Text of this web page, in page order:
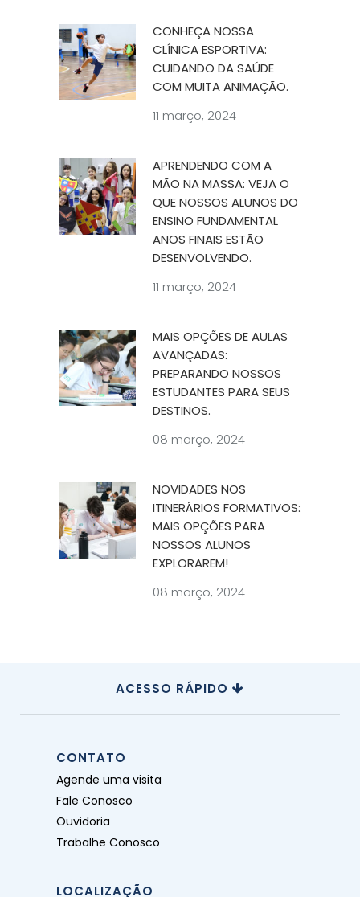
CONHEÇA NOSSA
CLÍNICA ESPORTIVA:
CUIDANDO DA SAÚDE
COM MUITA ANIMAÇÃO.
11 março, 2024
APRENDENDO COM A
MÃO NA MASSA: VEJA O
QUE NOSSOS ALUNOS DO
ENSINO FUNDAMENTAL
ANOS FINAIS ESTÃO
DESENVOLVENDO.
11 março, 2024
MAIS OPÇÕES DE AULAS
AVANÇADAS:
PREPARANDO NOSSOS
ESTUDANTES PARA SEUS
DESTINOS.
08 março, 2024
NOVIDADES NOS
ITINERÁRIOS FORMATIVOS:
MAIS OPÇÕES PARA
NOSSOS ALUNOS
EXPLORAREM!
08 março, 2024
ACESSO RÁPIDO
CONTATO
Agende uma visita
Fale Conosco
Ouvidoria
Trabalhe Conosco
LOCALIZAÇÃO